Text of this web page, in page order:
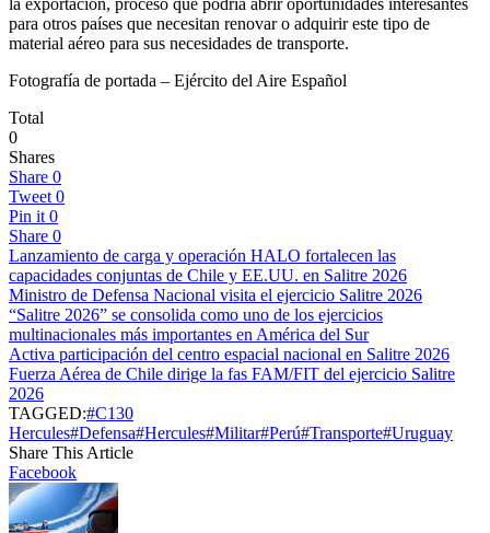
para otros países que necesitan renovar o adquirir este tipo de
material aéreo para sus necesidades de transporte.
Fotografía de portada – Ejército del Aire Español
Total
0
Shares
Share 0
Tweet 0
Pin it 0
Share 0
Lanzamiento de carga y operación HALO fortalecen las
capacidades conjuntas de Chile y EE.UU. en Salitre 2026
Ministro de Defensa Nacional visita el ejercicio Salitre 2026
“Salitre 2026” se consolida como uno de los ejercicios
multinacionales más importantes en América del Sur
Activa participación del centro espacial nacional en Salitre 2026
Fuerza Aérea de Chile dirige la fas FAM/FIT del ejercicio Salitre
2026
TAGGED:#C130
Hercules#Defensa#Hercules#Militar#Perú#Transporte#Uruguay
Share This Article
Facebook